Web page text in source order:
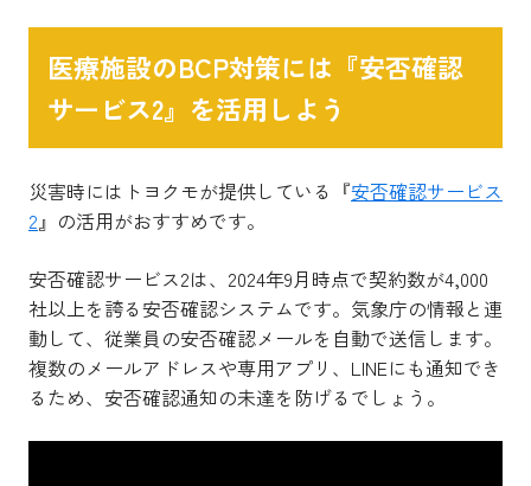
医療施設のBCP対策には『安否確認
サービス2』を活用しよう
災害時にはトヨクモが提供している『安否確認サービス
2』の活用がおすすめです。
安否確認サービス2は、2024年9月時点で契約数が4,000
社以上を誇る安否確認システムです。気象庁の情報と連
動して、従業員の安否確認メールを自動で送信します。
複数のメールアドレスや専用アプリ、LINEにも通知でき
るため、安否確認通知の未達を防げるでしょう。